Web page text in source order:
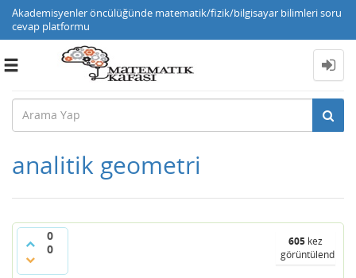
Akademisyenler öncülüğünde matematik/fizik/bilgisayar bilimleri soru
cevap platformu
Toggle
analitik geometri
0
0
605 kez
görüntülendi